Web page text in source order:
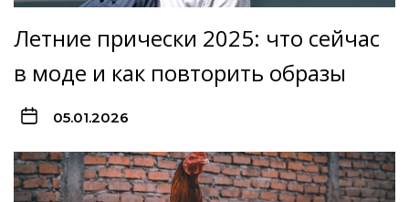
Летние прически 2025: что сейчас
в моде и как повторить образы
05.01.2026